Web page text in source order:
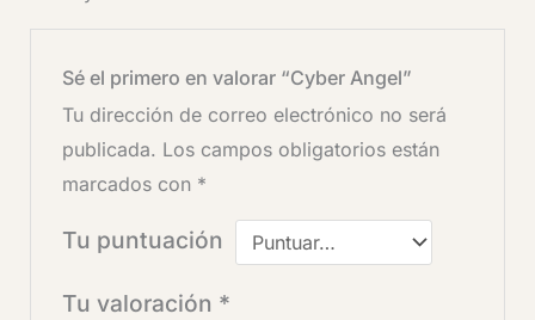
Sé el primero en valorar “Cyber Angel”
Tu dirección de correo electrónico no será
publicada. Los campos obligatorios están
marcados con *
Tu puntuación
Tu valoración *